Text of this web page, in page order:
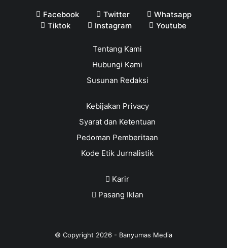
Facebook Twitter
Whatsapp
Tiktok
Instagram Youtube
Tentang Kami
Hubungi Kami
Susunan Redaksi
Kebijakan Privacy
Syarat dan Ketentuan
Pedoman Pemberitaan
Kode Etik Jurnalistik
Karir
Pasang Iklan
© Copyright 2026 - Banyumas Media